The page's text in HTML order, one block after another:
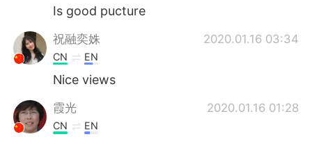
Is good pucture
祝融奕姝 2020.01.16 03:34
CN EN
Nice views
霞光 2020.01.16 01:28
CN EN